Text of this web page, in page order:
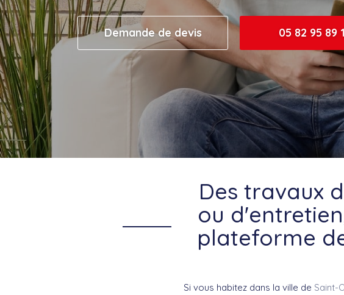
Demande de devis 05 82 95 89
Des travaux
ou
plateforme
Si vous habitez dans la ville de Saint-